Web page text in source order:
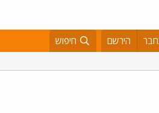
הירשם חיפוש